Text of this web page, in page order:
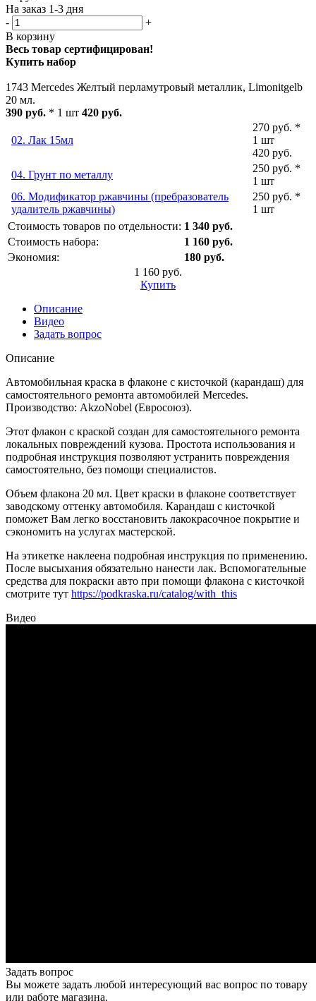
На заказ 1-3 дня
-
+
В корзину
Весь товар сертифицирован!
Купить набор
1743 Mercedes Желтый перламутровый металлик, Limonitgelb
20 мл.
390 руб. * 1 шт 420 руб.
02. Лак 15мл
270 руб. *
1 шт
420 руб.
04. Грунт по металлу
250 руб. *
1 шт
06. Модификатор ржавчины (пребразователь
удалитель ржавчины)
250 руб. *
1 шт
Стоимость товаров по отдельности: 1 340 руб.
Стоимость набора:
1 160 руб.
Экономия:
180 руб.
1 160 руб.
Купить
Описание
Видео
Задать вопрос
Описание
Автомобильная краска в флаконе с кисточкой (карандаш) для
самостоятельного ремонта автомобилей Mercedes.
Производство: AkzoNobel (Евросоюз).
Этот флакон с краской создан для самостоятельного ремонта
локальных повреждений кузова. Простота использования и
подробная инструкция позволяют устранить повреждения
самостоятельно, без помощи специалистов.
Объем флакона 20 мл. Цвет краски в флаконе соответствует
заводскому оттенку автомобиля. Карандаш с кисточкой
поможет Вам легко восстановить лакокрасочное покрытие и
сэкономить на услугах мастерской.
На этикетке наклеена подробная инструкция по применению.
После высыхания обязательно нанести лак. Вспомогательные
средства для покраски авто при помощи флакона с кисточкой
смотрите тут https://podkraska.ru/catalog/with_this
Видео
Задать вопрос
Вы можете задать любой интересующий вас вопрос по товару
или работе магазина.